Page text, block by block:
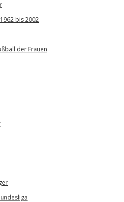
bis 2002
der Frauen